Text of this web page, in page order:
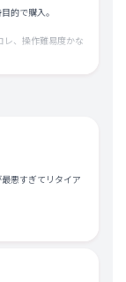
がる。
の評価を下げる理
できるよう、以下
いなぁと思ったく
しちゃいます。
的で購入。
レ、操作難易度かな
作りでチュートリ
子どもにこのゲー
て、後は本人たち
が）
悪すぎてリタイア